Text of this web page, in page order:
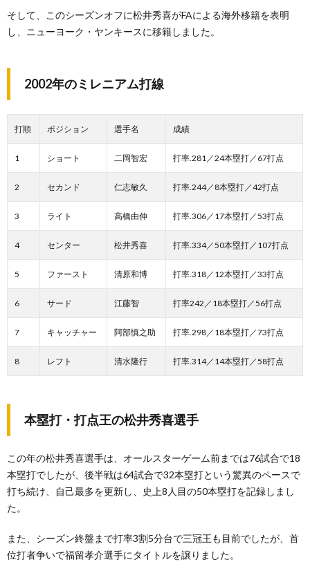
そして、このシーズンオフに松井秀喜がFAによる海外移籍を表明
し、ニューヨーク・ヤンキースに移籍しました。
2002年のミレニアム打線
打順 ポジション 選手名 成績
1 ショート 二岡智宏 打率.281／24本塁打／67打点
2 セカンド 仁志敏久 打率.244／8本塁打／42打点
3 ライト 高橋由伸 打率.306／17本塁打／53打点
4 センター 松井秀喜 打率.334／50本塁打／107打点
5 ファースト 清原和博 打率.318／12本塁打／33打点
6 サード 江藤智 打率242／18本塁打／56打点
7 キャッチャー 阿部慎之助 打率.298／18本塁打／73打点
8 レフト 清水隆行 打率.314／14本塁打／58打点
本塁打・打点王の松井秀喜選手
この年の松井秀喜選手は、オールスターゲーム前までは76試合で18
本塁打でしたが、後半戦は64試合で32本塁打という驚異のペースで
打ち続け、自己最多を更新し、史上8人目の50本塁打を記録しまし
た。
また、シーズン終盤まで打率3割5分台で三冠王も目前でしたが、首
位打者争いで福留孝介選手にタイトルを譲りました。